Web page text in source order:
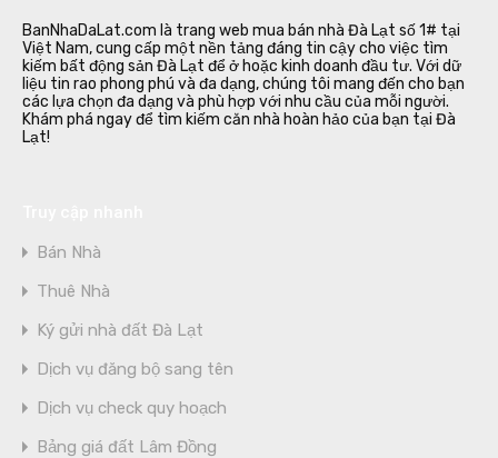
BanNhaDaLat.com là trang web mua bán nhà Đà Lạt số 1# tại
Việt Nam, cung cấp một nền tảng đáng tin cậy cho việc tìm
kiếm bất động sản Đà Lạt để ở hoặc kinh doanh đầu tư. Với dữ
liệu tin rao phong phú và đa dạng, chúng tôi mang đến cho bạn
các lựa chọn đa dạng và phù hợp với nhu cầu của mỗi người.
Khám phá ngay để tìm kiếm căn nhà hoàn hảo của bạn tại Đà
Lạt!
Bán Nhà
Thuê Nhà
Ký gửi nhà đất Đà Lạt
Dịch vụ đăng bộ sang tên
Dịch vụ check quy hoạch
Bảng giá đất Lâm Đồng